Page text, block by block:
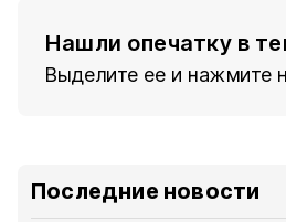
Нашли опечатку в
Выделите ее и нажмите
Последние новости